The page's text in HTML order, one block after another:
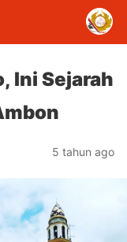
Ini Sejarah
5 tahun ago